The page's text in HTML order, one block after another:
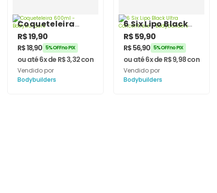
Coqueteleira
600ml –
Bodybuilders
R$19,90
R$18,90 5% OFF no PIX
ou até 6x de R$3,32com juros
Vendido por
Bodybuilders
6 Six Lipo Black
Ultra
Concentrate –
Bodybuilders
R$59,90
R$ 56,90 5% OFF no PIX
ou até 6x de R$9,98com
Vendido por
Bodybuilders